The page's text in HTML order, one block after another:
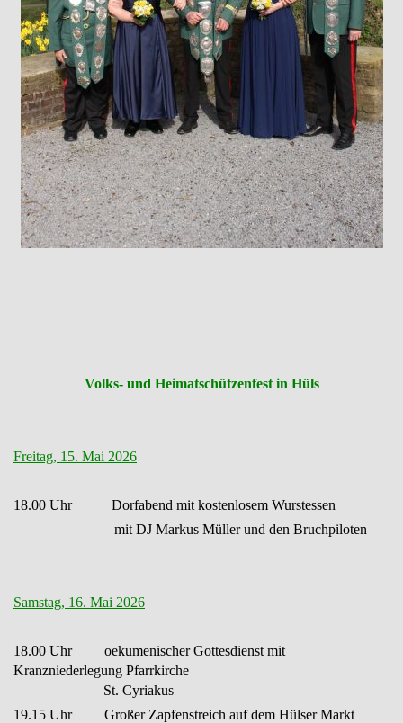
Volks- und Heimatschützenfest in Hüls
Freitag, 15. Mai 2026
18.00 Uhr Dorfabend mit kostenlosem Wurstessen
mit DJ Markus Müller und den Bruchpiloten
Samstag, 16. Mai 2026
18.00 Uhr oekumenischer Gottesdienst mit
Kranzniederlegung Pfarrkirche
St. Cyriakus
19.15 Uhr Großer Zapfenstreich auf dem Hülser Markt